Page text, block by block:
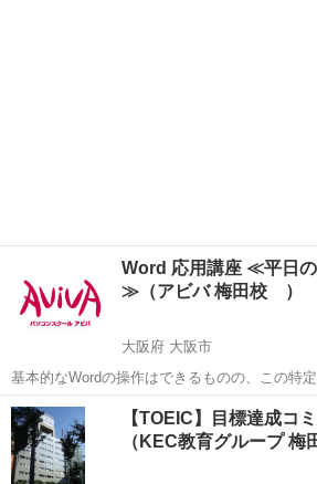
Word 応用講座 ≪平日の
≫（アビバ 梅田校 ）
大阪府 大阪市
基本的なWordの操作はできるものの、この特
等、より見栄え良く、効率良く文書作成する
く使うソフトだからこそ、効率良い編集方法はと
習内容■ ページ/書式設定(応...
大阪 大阪市
【TOEIC】目標達成コ
（KEC教育グループ 梅